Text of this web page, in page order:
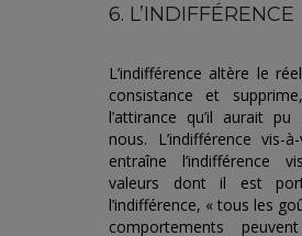
6. L’INDIFFÉRENCE
L’indifférence altère le
consistance et
l’attirance qu’il aurait pu
nous. L’indifférence vis-
entraîne l’indifférence
valeurs dont il est
l’indifférence, « tous les
comportements